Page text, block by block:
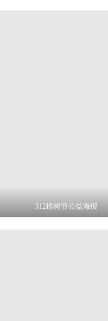
312植树节公益海报